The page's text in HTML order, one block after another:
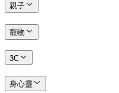
親子
寵物
3C
身心靈